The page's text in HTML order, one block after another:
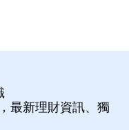
最新理財資訊、獨